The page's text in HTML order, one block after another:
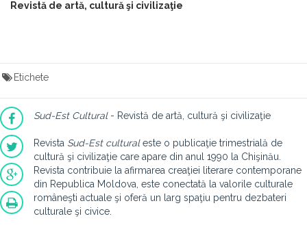
Revistă de artă, cultură şi civilizaţie
Etichete
Sud-Est Cultural - Revistă de artă, cultură şi civilizaţie
Revista Sud-Est culturaleste o publicaţie trimestrială de
cultură şi civilizaţie care apare din anul 1990 la Chişinău.
Revista contribuie la afirmarea creaţiei literare contemporane
din Republica Moldova, este conectată la valorile culturale
româneşti actuale şi oferă un larg spaţiu pentru dezbateri
culturale şi civice.